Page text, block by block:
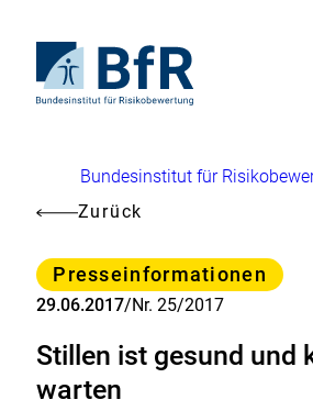
Seiteninhalt
springenStartseite
von
Brotkrumennavigation
Bundesinstitut für
Zurück
Kategorie
Presseinformationen
29.06.2017/Nr. 25/2017
Stillen ist gesund und
warten